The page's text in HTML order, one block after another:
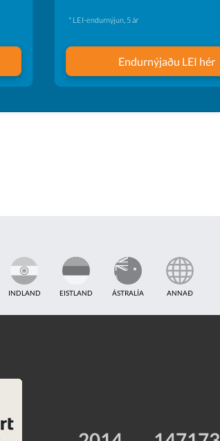
* LEI-endurnýjun, 5 ár
Endurnýjaðu LEI hér
INDLAND EISTLAND ÁSTRALÍA ANNAÐ